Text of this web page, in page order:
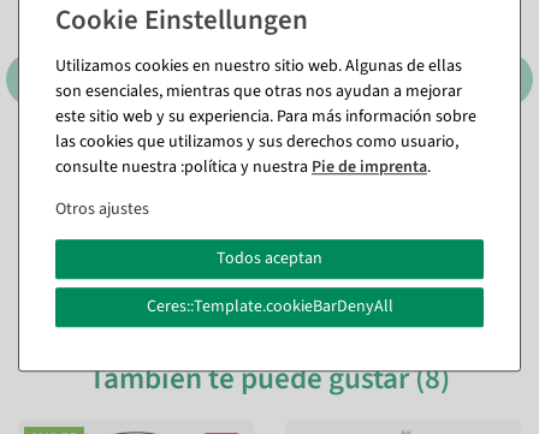
También te puede gustar (8)
Utilizamos cookies en nuestro sitio web. Algunas de ellas
son esenciales, mientras que otras nos ayudan a mejorar
este sitio web y su experiencia. Para más información sobre
las cookies que utilizamos y sus derechos como usuario,
consulte nuestra :política y nuestra Pie de imprenta.
Otros ajustes
Todos aceptan
Ceres::Template.cookieBarDenyAll